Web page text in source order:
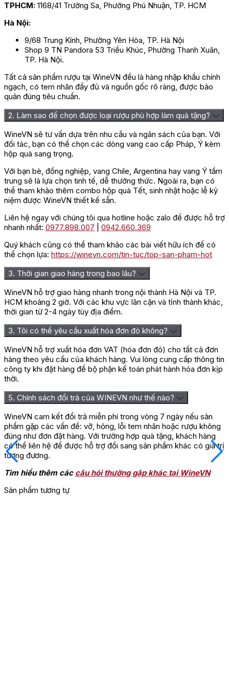
TPHCM: 1168/41 Trường Sa, Phường Phú Nhuận, TP. HCM
Hà Nội:
9/68 Trung Kính, Phường Yên Hòa, TP. Hà Nội
Shop 9 TN Pandora 53 Triều Khúc, Phường Thanh Xuân,
TP. Hà Nội.
Tất cả sản phẩm rượu tại WineVN đều là hàng nhập khẩu chính
ngạch, có tem nhãn đầy đủ và nguồn gốc rõ ràng, được bảo
quản đúng tiêu chuẩn.
2. Làm sao để chọn được loại rượu phù hợp làm quà tặng?
WineVN sẽ tư vấn dựa trên nhu cầu và ngân sách của bạn. Với
đối tác, bạn có thể chọn các dòng vang cao cấp Pháp, Ý kèm
hộp quà sang trọng.
Với bạn bè, đồng nghiệp, vang Chile, Argentina hay vang Ý tầm
trung sẽ là lựa chọn tinh tế, dễ thưởng thức. Ngoài ra, bạn có
thể tham khảo thêm combo hộp quà Tết, sinh nhật hoặc lễ kỷ
niệm được WineVN thiết kế sẵn.
Liên hệ ngay với chúng tôi qua hotline hoặc zalo để được hỗ trợ
nhanh nhất: 0977.898.007
0942.660.369
Quý khách cũng có thể tham khảo các bài viết hữu ích để có
thể chọn lựa: https://winevn.com/tin-tuc/top-san-pham-hot
3. Thời gian giao hàng trong bao lâu?
WineVN hỗ trợ giao hàng nhanh trong nội thành Hà Nội và TP.
HCM khoảng 2 giờ. Với các khu vực lân cận và tỉnh thành khác,
thời gian từ 2-4 ngày tùy địa điểm.
3. Tôi có thể yêu cầu xuất hóa đơn đỏ không?
WineVN hỗ trợ xuất hóa đơn VAT (hóa đơn đỏ) cho tất cả đơn
hàng theo yêu cầu của khách hàng. Vui lòng cung cấp thông tin
công ty khi đặt hàng để bộ phận kế toán phát hành hóa đơn kịp
thời.
5. Chính sách đổi trả của WINEVN như thế nào?
WineVN cam kết đổi trả miễn phí trong vòng 7 ngày nếu sản
phẩm gặp các vấn đề: vỡ, hỏng, lỗi tem nhãn hoặc rượu không
đúng như đơn đặt hàng. Với trường hợp quà tặng, khách hàng
có thể liên hệ để được hỗ trợ đổi sang sản phẩm khác có giá trị
tương đương.
Tìm hiểu thêm các câu hỏi thường gặp khác tại WineVN
Sản phẩm tương tự